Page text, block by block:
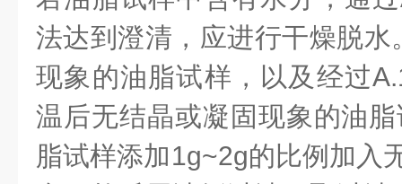
法达到澄清，应进行干燥脱
现象的油脂试样，以及经过
温后无结晶或凝固现象的油
脂试样添加1g~2g的比例加入